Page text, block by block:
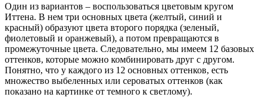
Один из вариантов – воспользоваться цветовым кругом
Иттена. В нем три основных цвета (желтый, синий и
красный) образуют цвета второго порядка (зеленый,
фиолетовый и оранжевый), а потом превращаются в
промежуточные цвета. Следовательно, мы имеем 12 базовых
оттенков, которые можно комбинировать друг с другом.
Понятно, что у каждого из 12 основных оттенков, есть
множество выбеленных или сероватых оттенков (как
показано на картинке от темного к светлому).